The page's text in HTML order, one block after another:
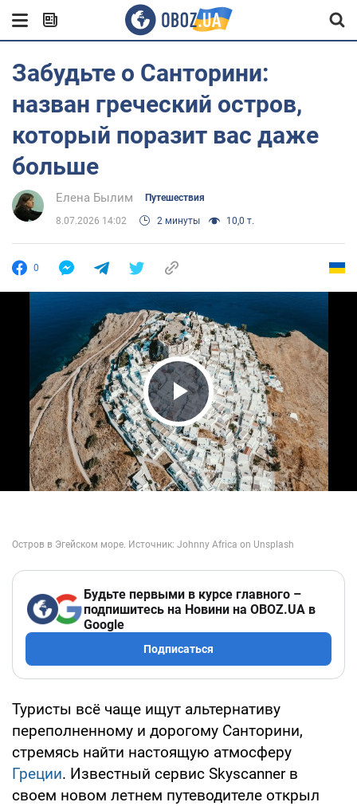
Забудьте о Санторини:
назван греческий остров,
который поразит вас даже
больше
Елена Былим Путешествия
8.07.2026 14:02 2 минуты 10,0 т.
0
Play Video
Будьте первыми в курсе главного –
подпишитесь на Новини на OBOZ.UA в
Google
Подписаться
Туристы всё чаще ищут альтернативу
переполненному и дорогому Санторини,
стремясь найти настоящую атмосферу
Греции. Известный сервис Skyscanner в
своем новом летнем путеводителе открыл